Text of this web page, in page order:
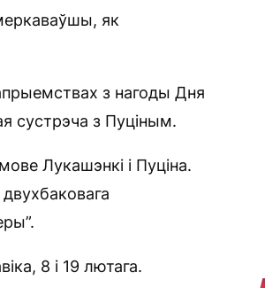
як
з нагоды Дня
сустрэча з Пуціным.
Лукашэнкі і Пуціна.
8 і 19 лютага.